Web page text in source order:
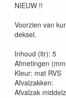
NIEUW !!
Voorzien van
deksel.
Inhoud (ltr): 5
Afmetingen
Kleur: mat RVS
Afvalzakken:
Afvalzak